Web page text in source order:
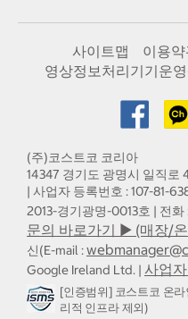
사이트맵 이용
영상정보처리기기운영
(주)코스트코 코리아
14347 경기도 광명시 일직로
| 사업자 등록번호 : 107-81-
2013-경기광명-0013호 | 전
문의 바로가기 ▶ (매장/
신(E-mail :
Google Ireland Ltd. | 사업
[인증범위] 코스트코 온
리적 인프라 제외)